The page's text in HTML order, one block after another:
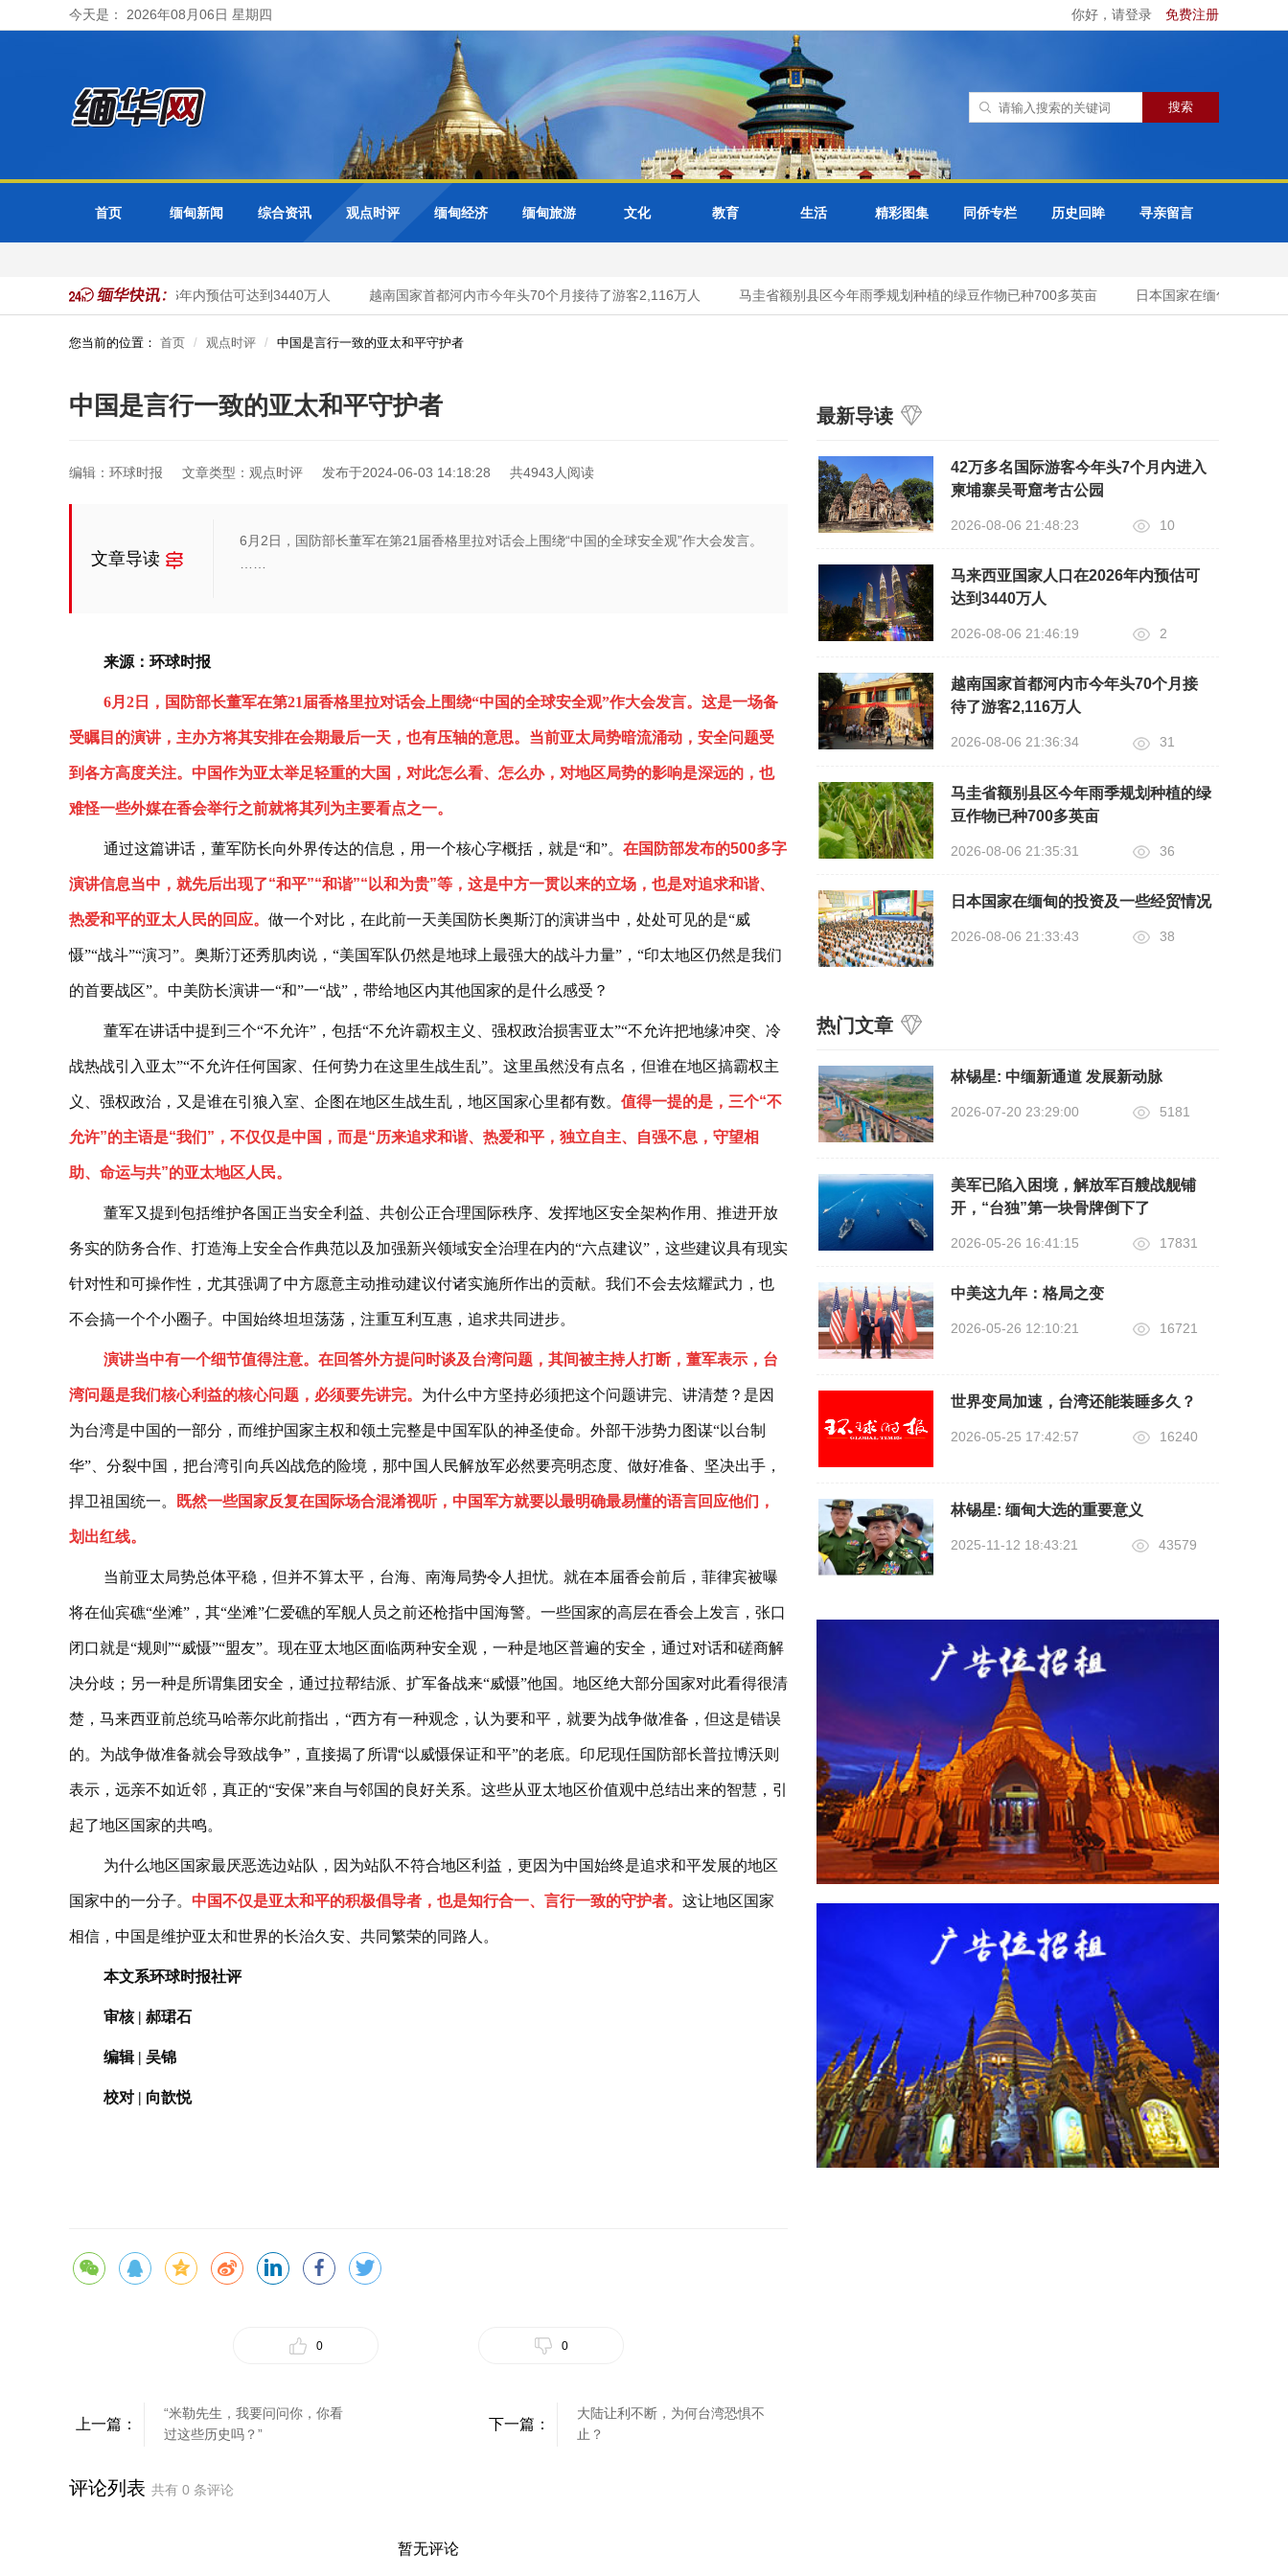
今天是： 2026年08月06日 星期四 你好，请登录 免费注册
首页 缅甸新闻 综合资讯 观点时评 缅甸经济 缅甸旅游 文化 教育 生活 精彩图集 同侨专栏 历史回眸 寻亲留言
马来西亚国家人口在2026年内预估可达到3440万人 越南国家首都河内市今年头70个月接待了游客2,116万人 马圭省额别县区今年雨季规划种植的绿豆作物已种700多英亩 日本国家在缅甸的投资及一
您当前的位置： 首页 观点时评 中国是言行一致的亚太和平守护者
中国是言行一致的亚太和平守护者
编辑：环球时报 文章类型：观点时评 发布于2024-06-03 14:18:28 共4943人阅读
文章导读
6月2日，国防部长董军在第21届香格里拉对话会上围绕“中国的全球安全观”作大会发言。
来源：环球时报
6月2日，国防部长董军在第21届香格里拉对话会上围绕“中国的全球安全观”作大会发言。这是一场备
受瞩目的演讲，主办方将其安排在会期最后一天，也有压轴的意思。当前亚太局势暗流涌动，安全问题受
到各方高度关注。中国作为亚太举足轻重的大国，对此怎么看、怎么办，对地区局势的影响是深远的，也
难怪一些外媒在香会举行之前就将其列为主要看点之一。
通过这篇讲话，董军防长向外界传达的信息，用一个核心字概括，就是“和”。 在国防部发布的500多字
演讲信息当中，就先后出现了“和平”“和谐”“以和为贵”等，这是中方一贯以来的立场，也是对追求和谐、
热爱和平的亚太人民的回应。 做一个对比，在此前一天美国防长奥斯汀的演讲当中，处处可见的是“威
慑”“战斗”“演习”。奥斯汀还秀肌肉说，“美国军队仍然是地球上最强大的战斗力量”，“印太地区仍然是我们
的首要战区”。中美防长演讲一“和”一“战”，带给地区内其他国家的是什么感受？
董军在讲话中提到三个“不允许”，包括“不允许霸权主义、强权政治损害亚太”“不允许把地缘冲突、冷
战热战引入亚太”“不允许任何国家、任何势力在这里生战生乱”。这里虽然没有点名，但谁在地区搞霸权主
义、强权政治，又是谁在引狼入室、企图在地区生战生乱，地区国家心里都有数。 值得一提的是，三个“不
允许”的主语是“我们”，不仅仅是中国，而是“历来追求和谐、热爱和平，独立自主、自强不息，守望相
助、命运与共”的亚太地区人民。
董军又提到包括维护各国正当安全利益、共创公正合理国际秩序、发挥地区安全架构作用、推进开放
务实的防务合作、打造海上安全合作典范以及加强新兴领域安全治理在内的“六点建议”，这些建议具有现实
针对性和可操作性，尤其强调了中方愿意主动推动建议付诸实施所作出的贡献。我们不会去炫耀武力，也
不会搞一个个小圈子。中国始终坦坦荡荡，注重互利互惠，追求共同进步。
演讲当中有一个细节值得注意。在回答外方提问时谈及台湾问题，其间被主持人打断，董军表示，台
湾问题是我们核心利益的核心问题，必须要先讲完。 为什么中方坚持必须把这个问题讲完、讲清楚？是因
为台湾是中国的一部分，而维护国家主权和领土完整是中国军队的神圣使命。外部干涉势力图谋“以台制
华”、分裂中国，把台湾引向兵凶战危的险境，那中国人民解放军必然要亮明态度、做好准备、坚决出手，
捍卫祖国统一。 既然一些国家反复在国际场合混淆视听，中国军方就要以最明确最易懂的语言回应他们，
划出红线。
当前亚太局势总体平稳，但并不算太平，台海、南海局势令人担忧。就在本届香会前后，菲律宾被曝
将在仙宾礁“坐滩”，其“坐滩”仁爱礁的军舰人员之前还枪指中国海警。一些国家的高层在香会上发言，张口
闭口就是“规则”“威慑”“盟友”。现在亚太地区面临两种安全观，一种是地区普遍的安全，通过对话和磋商解
决分歧；另一种是所谓集团安全，通过拉帮结派、扩军备战来“威慑”他国。地区绝大部分国家对此看得很清
楚，马来西亚前总统马哈蒂尔此前指出，“西方有一种观念，认为要和平，就要为战争做准备，但这是错误
的。为战争做准备就会导致战争”，直接揭了所谓“以威慑保证和平”的老底。印尼现任国防部长普拉博沃则
表示，远亲不如近邻，真正的“安保”来自与邻国的良好关系。这些从亚太地区价值观中总结出来的智慧，引
起了地区国家的共鸣。
为什么地区国家最厌恶选边站队，因为站队不符合地区利益，更因为中国始终是追求和平发展的地区
国家中的一分子。 中国不仅是亚太和平的积极倡导者，也是知行合一、言行一致的守护者。 这让地区国家
相信，中国是维护亚太和世界的长治久安、共同繁荣的同路人。
本文系环球时报社评
审核 | 郝珺石
编辑 | 吴锦
校对 | 向歆悦
0 0
上一篇：
“米勒先生，我要问问你，你看
过这些历史吗？”
下一篇：
大陆让利不断，为何台湾恐惧不
止？
评论列表 共有 0 条评论
暂无评论
最新导读
42万多名国际游客今年头7个月内进入
柬埔寨吴哥窟考古公园
2026-08-06 21:48:23 10
马来西亚国家人口在2026年内预估可
达到3440万人
2026-08-06 21:46:19 2
越南国家首都河内市今年头70个月接
待了游客2,116万人
2026-08-06 21:36:34 31
马圭省额别县区今年雨季规划种植的绿
豆作物已种700多英亩
2026-08-06 21:35:31 36
日本国家在缅甸的投资及一些经贸情况
2026-08-06 21:33:43 38
热门文章
​林锡星: 中缅新通道 发展新动脉
2026-07-20 23:29:00 5181
美军已陷入困境，解放军百艘战舰铺
开，“台独”第一块骨牌倒下了
2026-05-26 16:41:15 17831
中美这九年：格局之变
2026-05-26 12:10:21 16721
世界变局加速，台湾还能装睡多久？
2026-05-25 17:42:57 16240
林锡星: 缅甸大选的重要意义
2025-11-12 18:43:21 43579